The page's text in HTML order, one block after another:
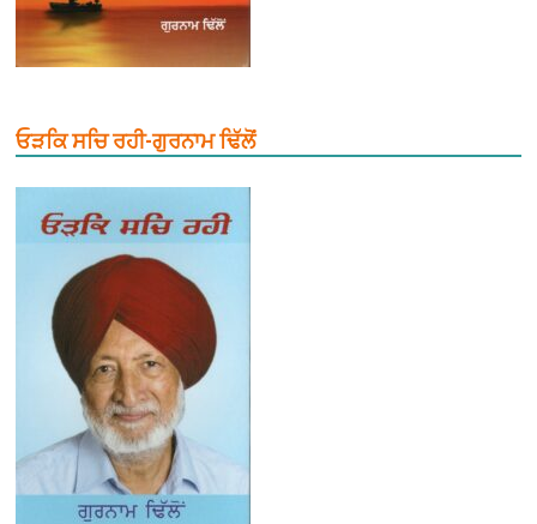
ਓੜਕਿ ਸਚਿ ਰਹੀ-ਗੁਰਨਾਮ ਢਿੱਲੋਂ